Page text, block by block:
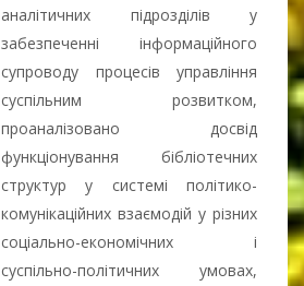
аналітичних підрозділів у
забезпеченні інформаційного
супроводу процесів управління
суспільним розвитком,
проаналізовано досвід
функціонування бібліотечних
структур у системі політико-
комунікаційних взаємодій у різних
соціально-економічних і
суспільно-політичних умовах,